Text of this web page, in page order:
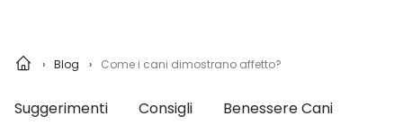
Blog Come i cani dimostrano affetto?
Suggerimenti Consigli Benessere Cani